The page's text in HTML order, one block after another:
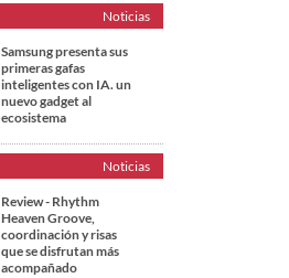
Noticias
Samsung presenta sus
primeras gafas
inteligentes con IA. un
nuevo gadget al
ecosistema
Noticias
Review - Rhythm
Heaven Groove,
coordinación y risas
que se disfrutan más
acompañado